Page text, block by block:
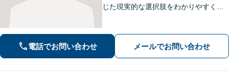
じた現実的な選択肢をわかりやすくご
対応】【電話・オンライン面談可】
電話でお問い合わせ メールでお問い合わせ